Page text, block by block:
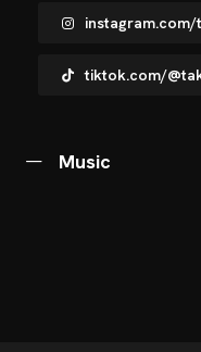
tiktok.com/
Music